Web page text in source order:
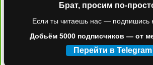
Брат, просим по-
Если ты читаешь нас — подпишись
Добьём 5000 подписчиков — от
Перейти в Telegram